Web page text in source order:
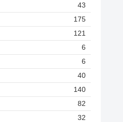
43
175
121
6
6
40
140
82
32